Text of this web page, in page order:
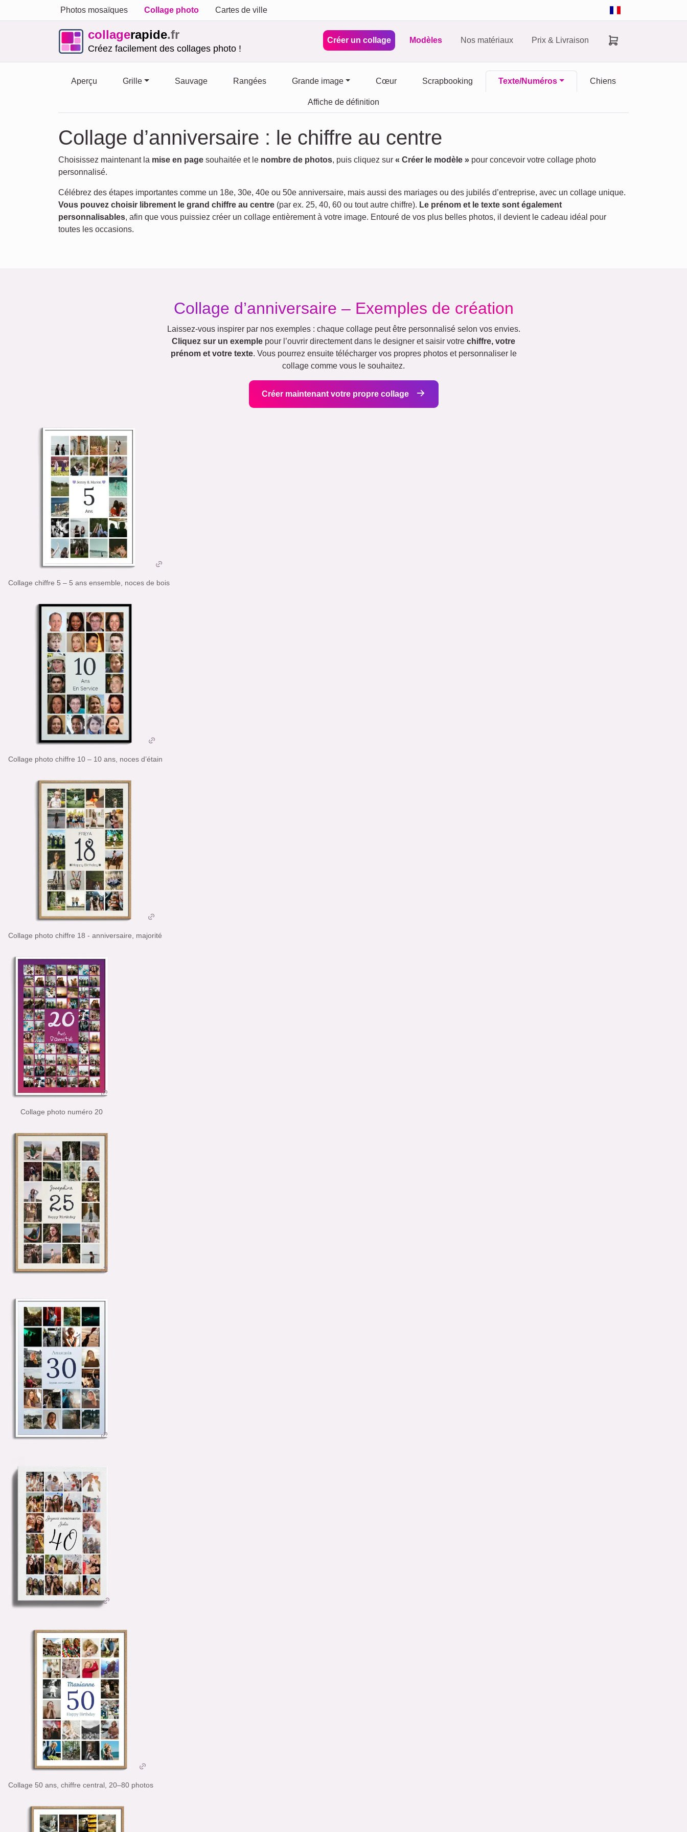
Photos mosaïques Collage photo Cartes de ville
collagerapide.fr
Créez facilement des collages photo !
Créer un collage Modèles Nos matériaux Prix & Livraison
Aperçu Grille Sauvage Rangées Grande image Cœur Scrapbooking Texte/Numéros Chiens
Affiche de définition
Collage d’anniversaire : le chiffre au centre
Choisissez maintenant la mise en page souhaitée et le nombre de photos, puis cliquez sur « Créer le modèle » pour concevoir votre collage photo
personnalisé.
Célébrez des étapes importantes comme un 18e, 30e, 40e ou 50e anniversaire, mais aussi des mariages ou des jubilés d’entreprise, avec un collage unique.
Vous pouvez choisir librement le grand chiffre au centre (par ex. 25, 40, 60 ou tout autre chiffre). Le prénom et le texte sont également
personnalisables, afin que vous puissiez créer un collage entièrement à votre image. Entouré de vos plus belles photos, il devient le cadeau idéal pour
toutes les occasions.
Collage d’anniversaire – Exemples de création
Laissez-vous inspirer par nos exemples : chaque collage peut être personnalisé selon vos envies.
Cliquez sur un exemple pour l’ouvrir directement dans le designer et saisir votre chiffre, votre
prénom et votre texte. Vous pourrez ensuite télécharger vos propres photos et personnaliser le
collage comme vous le souhaitez.
Créer maintenant votre propre collage
Collage chiffre 5 – 5 ans ensemble, noces de bois
Collage photo chiffre 10 – 10 ans, noces d’étain
Collage photo chiffre 18 - anniversaire, majorité
Collage photo numéro 20
Collage 50 ans, chiffre central, 20–80 photos